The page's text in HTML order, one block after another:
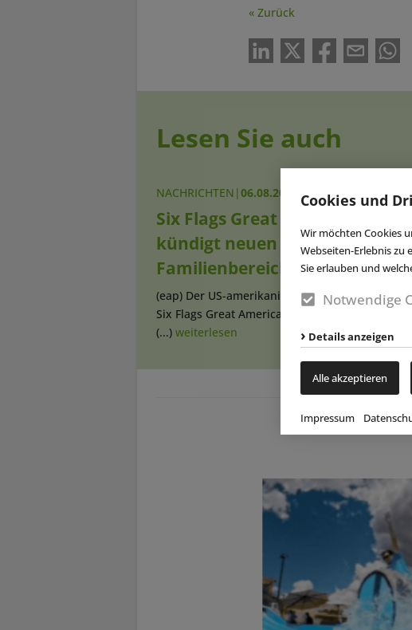
Cookies und
Wir möchten Cookies
Webseiten-Erlebnis zu
Sie erlauben und
Notwendige
Details anzeigen
Alle akzeptieren
Impressum
« Zurück
Lesen Sie auch
NACHRICHTEN |06.08.2026
Six Flags Great America
kündigt neuen
Familienbereich an
(eap) Der US-amerikanische Freizeitpark
Six Flags Great America in Illinois plant für
(...) weiterlesen